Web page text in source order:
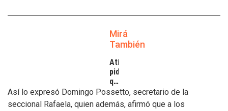
Mirá
También
Atilra
pide
que
se
atiendan
Así lo expresó Domingo Possetto, secretario de la
seccional Rafaela, quien además, afirmó que a los